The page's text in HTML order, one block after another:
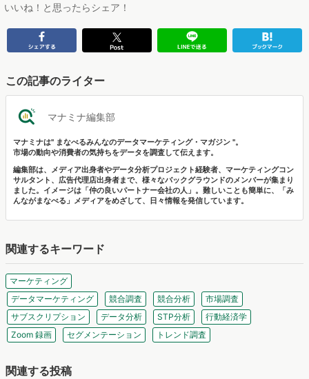
いいね！と思ったらシェア！
この記事のライター
マナミナ編集部
マナミナは" まなべるみんなのデータマーケティング・マガジン "。
市場の動向や消費者の気持ちをデータを調査して伝えます。
編集部は、メディア出身者やデータ分析プロジェクト経験者、マーケティングコン
サルタント、広告代理店出身者まで、様々なバックグラウンドのメンバーが集まり
ました。イメージは「仲の良いパートナー会社の人」。難しいことも簡単に、「み
んながまなべる」メディアをめざして、日々情報を発信しています。
関連するキーワード
マーケティング
データマーケティング
競合調査 競合分析
市場調査
サブスクリプション
データ分析 STP分析
行動経済学
Zoom 録画
セグメンテーション トレンド調査
関連する投稿